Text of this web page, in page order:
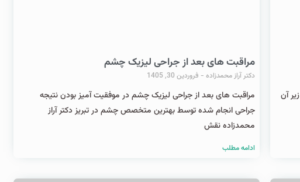
آن
مراقبت های بعد از جراحی لیزیک چشم
دکتر آراز محمدزاده فروردین 30, 1405
مراقبت های بعد از جراحی لیزیک چشم در موفقیت آمیز بودن نتیجه
جراحی انجام شده توسط بهترین متخصص چشم در تبریز دکتر آراز
محمدزاده نقش
ادامه مطلب